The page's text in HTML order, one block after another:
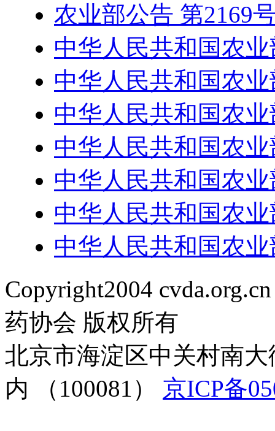
农业部公告 第2169
中华人民共和国农
中华人民共和国农
中华人民共和国农
中华人民共和国农
中华人民共和国农
中华人民共和国农
中华人民共和国农
Copyright2004
药协会 版权所有
北京市海淀区中关村南
内 （100081） 京ICP备